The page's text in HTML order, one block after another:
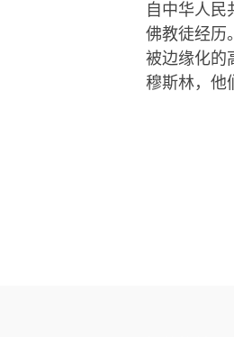
自中华人
佛教徒经历
被边缘化的
穆斯林，他